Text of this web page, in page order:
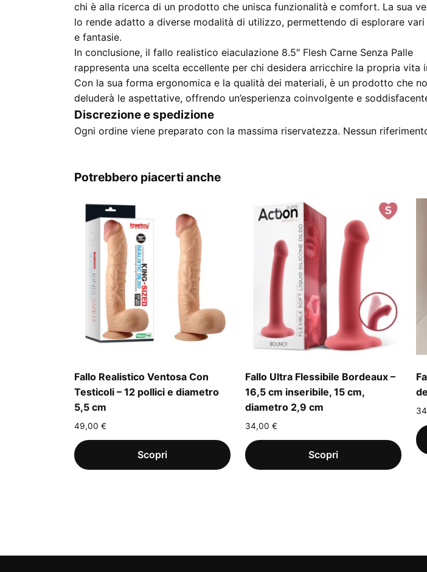
chi è alla ricerca di un prodotto che unisca funzionalità e comfort. La sua
lo rende adatto a diverse modalità di utilizzo, permettendo di esplorare vari
e fantasie.
In conclusione, il fallo realistico eiaculazione 8.5″ Flesh Carne Senza Palle
rappresenta una scelta eccellente per chi desidera arricchire la propria vita
Con la sua forma ergonomica e la qualità dei materiali, è un prodotto che
deluderà le aspettative, offrendo un’esperienza coinvolgente e
Discrezione e spedizione
Ogni ordine viene preparato con la massima riservatezza. Nessun
Potrebbero piacerti anche
Fallo Realistico Ventosa Con
Testicoli – 12 pollici e diametro
5,5 cm
49,00 €
Fallo Ultra Flessibile Bordeaux –
16,5 cm inseribile, 15 cm,
diametro 2,9 cm
34,00 €